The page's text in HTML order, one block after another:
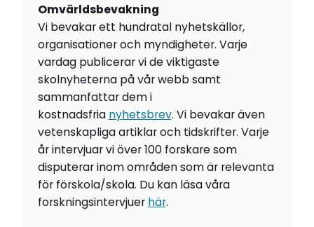
Omvärldsbevakning
Vi bevakar ett hundratal nyhetskällor,
organisationer och myndigheter. Varje
vardag publicerar vi de viktigaste
skolnyheterna på vår webb samt
sammanfattar dem i
kostnadsfria nyhetsbrev. Vi bevakar även
vetenskapliga artiklar och tidskrifter. Varje
år intervjuar vi över 100 forskare som
disputerar inom områden som är relevanta
för förskola/skola. Du kan läsa våra
forskningsintervjuer här.